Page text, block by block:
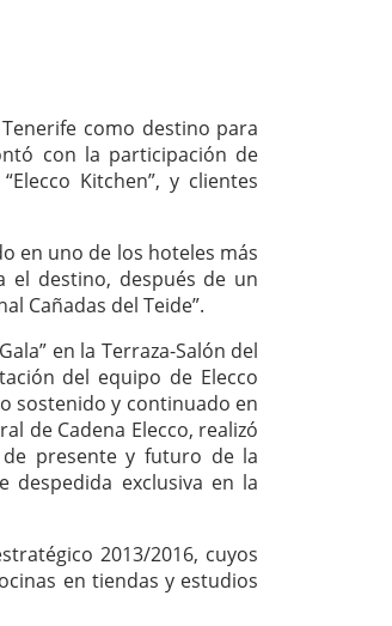
como destino para
con la participación de
Kitchen”, y clientes
en uno de los hoteles más
el destino, después de un
Cañadas del Teide”.
en la Terraza-Salón del
del equipo de Elecco
sostenido y continuado en
de Cadena Elecco, realizó
de presente y futuro de la
exclusiva en la
2013/2016, cuyos
en tiendas y estudios